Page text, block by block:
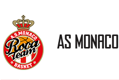
AS Monaco